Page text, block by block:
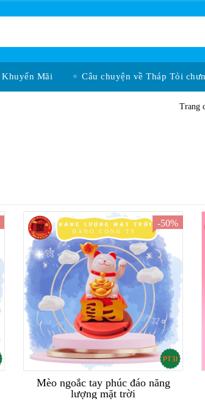
Khuyến Mãi Câu chuyện về Tháp Tỏi
Trang
-50%
Mèo ngoắc tay phúc đáo năng
lượng mặt trời